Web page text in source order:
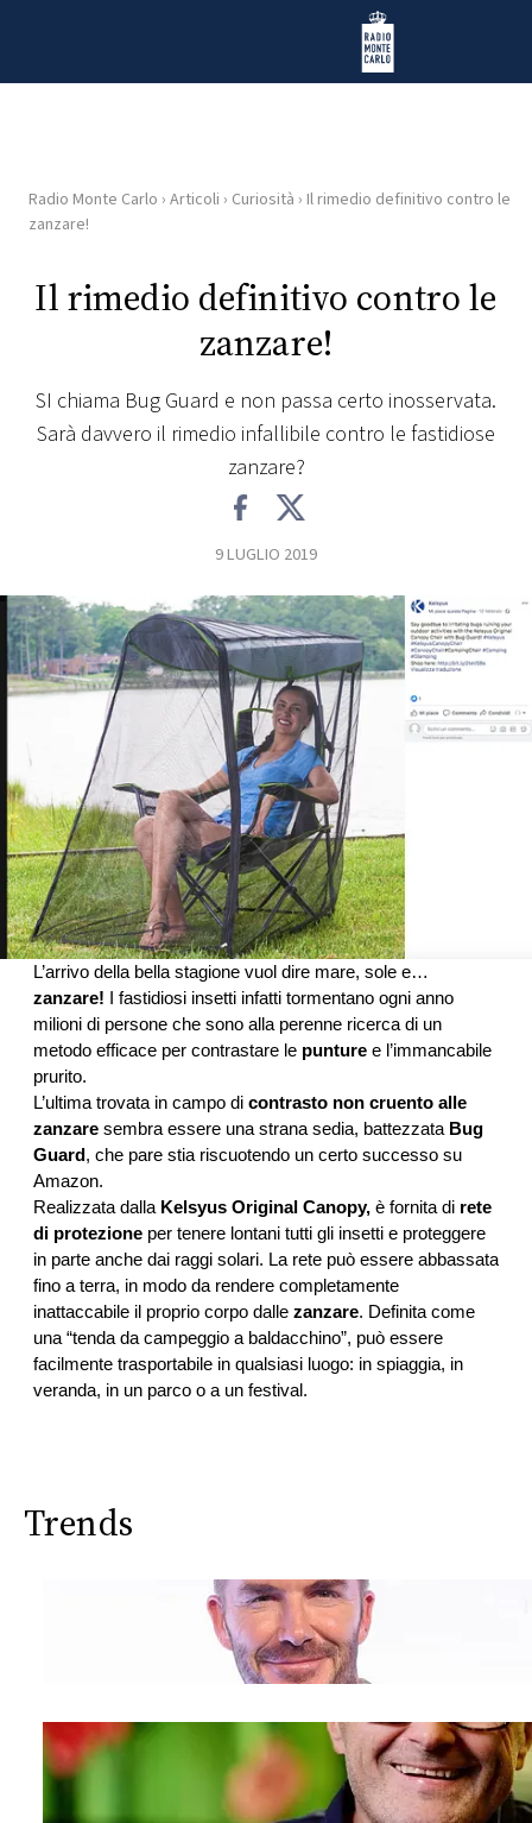
Radio Monte Carlo
HOME
RADIO
PLAYLIST
CONCORSI
EVENTI
VIDEO
TV
PRINCIPATO
DI
MONACO
RMC
CONSIGLIA
Radio Monte Carlo › Articoli › Curiosità › Il rimedio definitivo contro le
zanzare!
Il rimedio definitivo contro le
zanzare!
SI chiama Bug Guard e non passa certo inosservata.
Sarà davvero il rimedio infallibile contro le fastidiose
zanzare?
9 LUGLIO 2019
zanzare! I fastidiosi insetti infatti tormentano ogni anno
milioni di persone che sono alla perenne ricerca di un
metodo efficace per contrastare le punture e l’immancabile
prurito.
L’ultima trovata in campo di contrasto non cruento alle
zanzare sembra essere una strana sedia, battezzata Bug
Guard, che pare stia riscuotendo un certo successo su
Amazon.
Realizzata dalla Kelsyus Original Canopy, è fornita di rete
di protezione per tenere lontani tutti gli insetti e proteggere
in parte anche dai raggi solari. La rete può essere abbassata
fino a terra, in modo da rendere completamente
inattaccabile il proprio corpo dalle zanzare. Definita come
una “tenda da campeggio a baldacchino”, può essere
facilmente trasportabile in qualsiasi luogo: in spiaggia, in
veranda, in un parco o a un festival.
Trends